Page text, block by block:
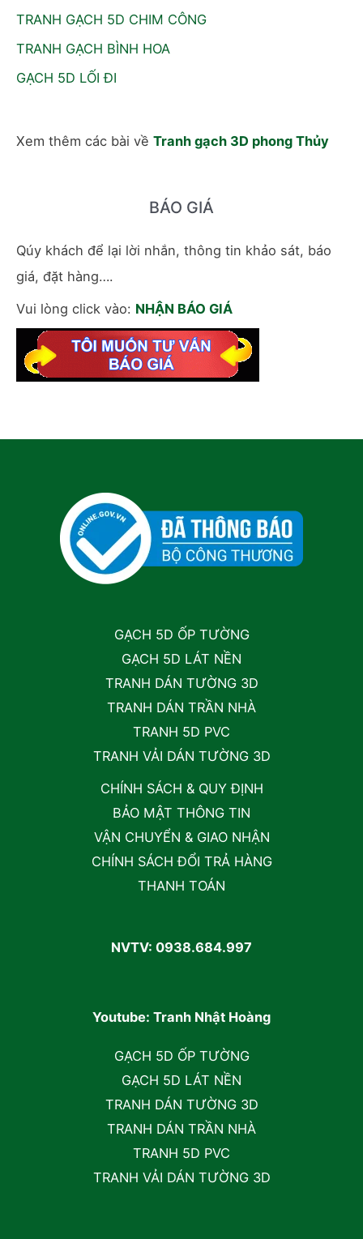
TRANH GẠCH 5D CHIM CÔNG
TRANH GẠCH BÌNH HOA
GẠCH 5D LỐI ĐI
Xem thêm các bài về Tranh gạch 3D phong Thủy
BÁO GIÁ
Qúy khách để lại lời nhắn, thông tin khảo sát, báo
giá, đặt hàng….
Vui lòng click vào: NHẬN BÁO GIÁ
GẠCH 5D ỐP TƯỜNG
GẠCH 5D LÁT NỀN
TRANH DÁN TƯỜNG 3D
TRANH DÁN TRẦN NHÀ
TRANH 5D PVC
TRANH VẢI DÁN TƯỜNG 3D
CHÍNH SÁCH & QUY ĐỊNH
BẢO MẬT THÔNG TIN
VẬN CHUYỂN & GIAO NHẬN
CHÍNH SÁCH ĐỔI TRẢ HÀNG
THANH TOÁN
NVTV: 0938.684.997
Youtube: Tranh Nhật Hoàng
GẠCH 5D ỐP TƯỜNG
GẠCH 5D LÁT NỀN
TRANH DÁN TƯỜNG 3D
TRANH DÁN TRẦN NHÀ
TRANH 5D PVC
TRANH VẢI DÁN TƯỜNG 3D